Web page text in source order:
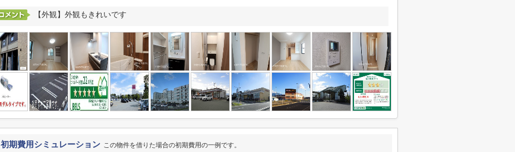
【外観】外観もきれいです
初期費用シミュレーション この物件を借りた場合の初期費用の一例です。